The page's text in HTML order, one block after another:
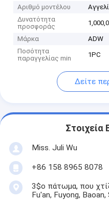
Αριθμό μοντέλου
Δυνατότητα
προσφοράς
Μάρκα
ADW
Ποσότητα
παραγγελίας min
1PC
Δείτε
Στοιχεία
Miss. Juli Wu
+86 158 8965 8078
3$ο πάτωμα, που
Fu'an, Fuyong,